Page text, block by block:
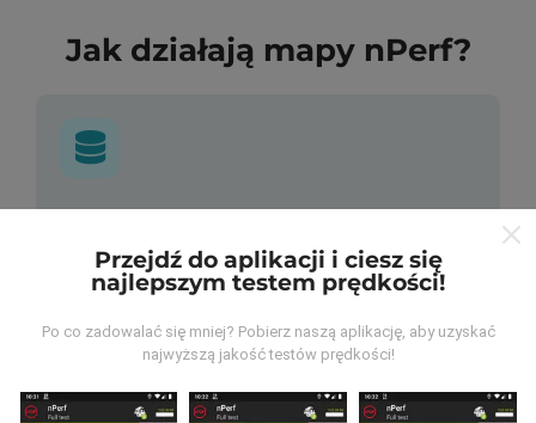
Jak działają mapy nPerf?
Dane są gromadzone z testów przeprowadzonych
przez użytkowników aplikacji nPerf. Są to testy
przeprowadzane w warunkach rzeczywistych,
bezpośrednio w terenie. Jeśli chcesz się
smartfona.Im więcej danych, tym bardziej dokładne
Przejdź do aplikacji i ciesz się
najlepszym testem prędkości!
Po co zadowalać się mniej? Pobierz naszą aplikację, aby uzyskać
najwyższą jakość testów prędkości!